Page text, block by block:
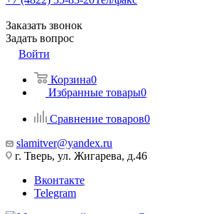
Заказать звонок
Задать вопрос
Войти
Корзина0
Избранные товары0
Сравнение товаров0
slamitver@yandex.ru
г. Тверь, ул. Жигарева, д.46
Вконтакте
Telegram